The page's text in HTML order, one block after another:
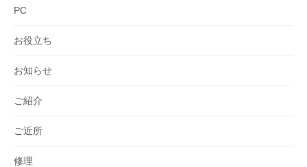
PC
お役立ち
お知らせ
ご紹介
ご近所
修理